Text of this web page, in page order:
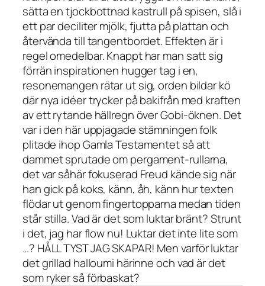
sätta en tjockbottnad kastrull på spisen, slå i
ett par deciliter mjölk, fjutta på plattan och
återvända till tangentbordet. Effekten är i
regel omedelbar. Knappt har man satt sig
förrän inspirationen hugger tag i en,
resonemangen rätar ut sig, orden bildar kö
där nya idéer trycker på bakifrån med kraften
av ett rytande hällregn över Gobi-öknen. Det
var i den här uppjagade stämningen folk
plitade ihop Gamla Testamentet så att
dammet sprutade om pergament-rullarna,
det var såhär fokuserad Freud kände sig när
han gick på koks, känn, åh, känn hur texten
flödar ut genom fingertopparna medan tiden
står stilla. Vad är det som luktar bränt? Strunt
i det, jag har flow nu! Luktar det inte lite som
…? HÅLL TYST JAG SKAPAR! Men varför luktar
det grillad halloumi härinne och vad är det
som ryker så förbaskat?